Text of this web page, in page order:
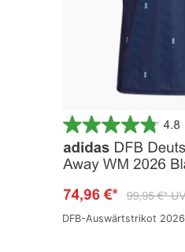
DFB-Auswärtstrikot 2026